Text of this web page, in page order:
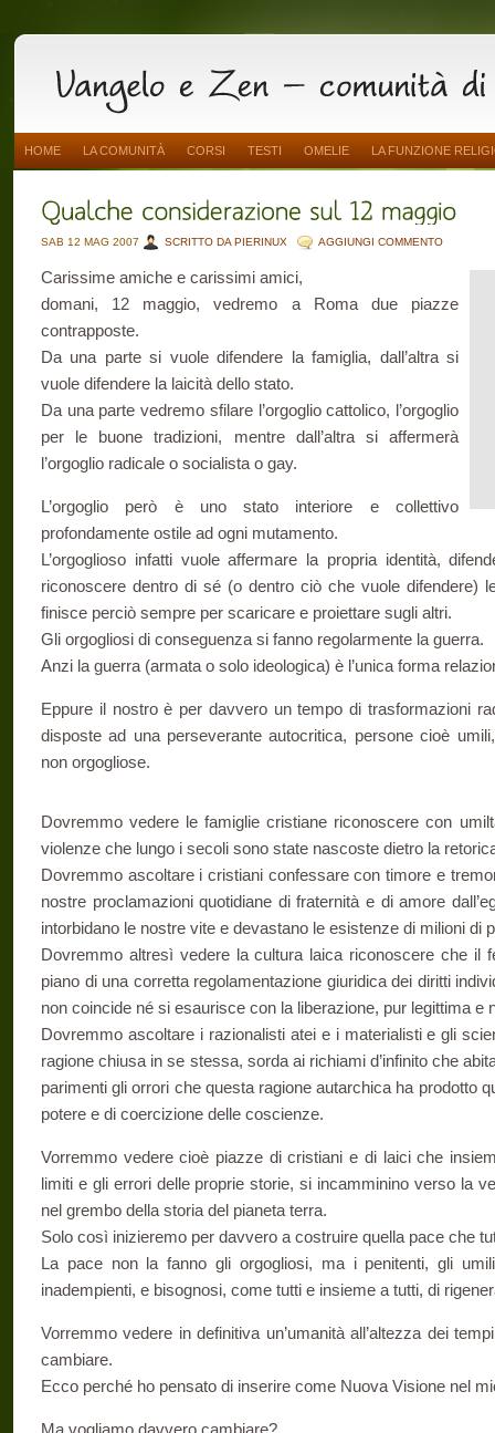
HOME LA COMUNITÀ CORSI TESTI OMELIE LA FUNZIONE
SAB 12 MAG 2007 SCRITTO DA PIERINUX AGGIUNGI COMMENTO
Carissime amiche e carissimi amici,
domani, 12 maggio, vedremo a Roma due piazze
contrapposte.
Da una parte si vuole difendere la famiglia, dall’altra si
vuole difendere la laicità dello stato.
Da una parte vedremo sfilare l’orgoglio cattolico, l’orgoglio
per le buone tradizioni, mentre dall’altra si affermerà
l’orgoglio radicale o socialista o gay.
L’orgoglio però è uno stato interiore e collettivo
profondamente ostile ad ogni mutamento.
L’orgoglioso infatti vuole affermare la propria identità,
riconoscere dentro di sé (o dentro ciò che vuole difendere)
finisce perciò sempre per scaricare e proiettare sugli altri.
Gli orgogliosi di conseguenza si fanno regolarmente la guerra.
Anzi la guerra (armata o solo ideologica) è l’unica forma
Eppure il nostro è per davvero un tempo di trasformazioni
disposte ad una perseverante autocritica, persone cioè
non orgogliose.
Dovremmo vedere le famiglie cristiane riconoscere con
violenze che lungo i secoli sono state nascoste dietro la
Dovremmo ascoltare i cristiani confessare con timore e
nostre proclamazioni quotidiane di fraternità e di amore
intorbidano le nostre vite e devastano le esistenze di milioni di
Dovremmo altresì vedere la cultura laica riconoscere che il
piano di una corretta regolamentazione giuridica dei diritti
non coincide né si esaurisce con la liberazione, pur legittima e
Dovremmo ascoltare i razionalisti atei e i materialisti e gli
ragione chiusa in se stessa, sorda ai richiami d’infinito che
parimenti gli orrori che questa ragione autarchica ha prodotto
potere e di coercizione delle coscienze.
Vorremmo vedere cioè piazze di cristiani e di laici che
limiti e gli errori delle proprie storie, si incamminino verso la
nel grembo della storia del pianeta terra.
Solo così inizieremo per davvero a costruire quella pace che
La pace non la fanno gli orgogliosi, ma i penitenti, gli
inadempienti, e bisognosi, come tutti e insieme a tutti, di
Vorremmo vedere in definitiva un’umanità all’altezza dei
cambiare.
Ecco perché ho pensato di inserire come Nuova Visione nel
Ma vogliamo davvero cambiare?